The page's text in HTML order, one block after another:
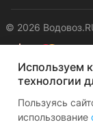
© 2026
Используем
технологии
Пользуясь
использование